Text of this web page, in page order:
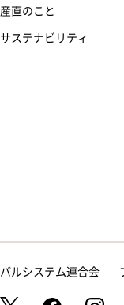
産直のこと
サステナビリティ
パルシステム連合会